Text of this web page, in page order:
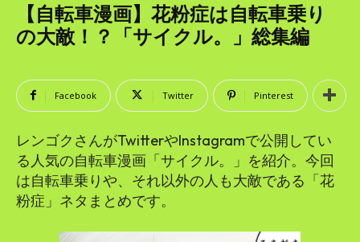
【自転車漫画】花粉症は自転車乗り
の大敵！？「サイクル。」総集編
Facebook Twitter Pinterest
レンゴクさんがTwitterやInstagramで公開してい
る人気の自転車漫画「サイクル。」を紹介。今回
は自転車乗りや、それ以外の人も大敵である「花
粉症」ネタまとめです。